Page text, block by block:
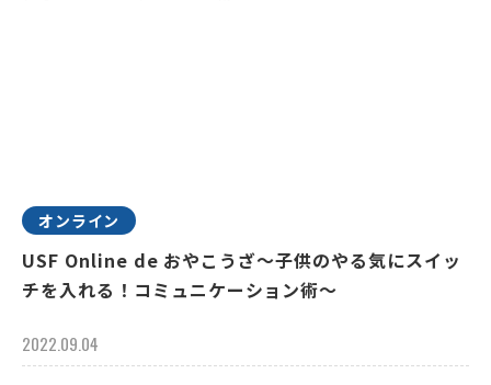
オンライン
USF Online de おやこうざ～子供のやる気にスイッ
チを入れる！コミュニケーション術～
2022.09.04